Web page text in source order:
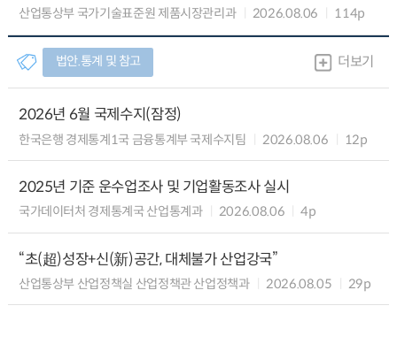
산업통상부 국가기술표준원 제품시장관리과 2026.08.06 114p
법안.통계 및 참고 더보기
2026년 6월 국제수지(잠정)
한국은행 경제통계1국 금융통계부 국제수지팀 2026.08.06 12p
2025년 기준 운수업조사 및 기업활동조사 실시
국가데이터처 경제통계국 산업통계과 2026.08.06 4p
“초(超)성장+신(新)공간, 대체불가 산업강국”
산업통상부 산업정책실 산업정책관 산업정책과 2026.08.05 29p